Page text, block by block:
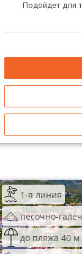
Подойдет для
1-я линия
песочно-
до пляжа 40 м